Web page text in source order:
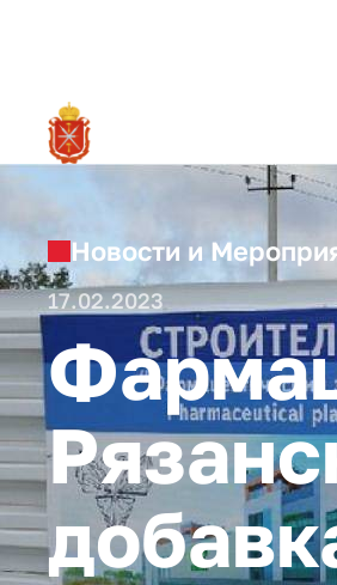
Новости и
17.02.2023